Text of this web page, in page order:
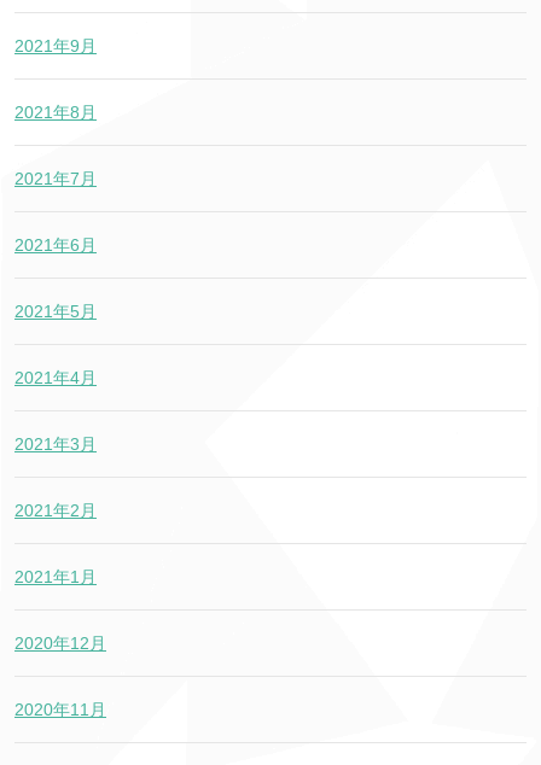
2021年9月
2021年8月
2021年7月
2021年6月
2021年5月
2021年4月
2021年3月
2021年2月
2021年1月
2020年12月
2020年11月